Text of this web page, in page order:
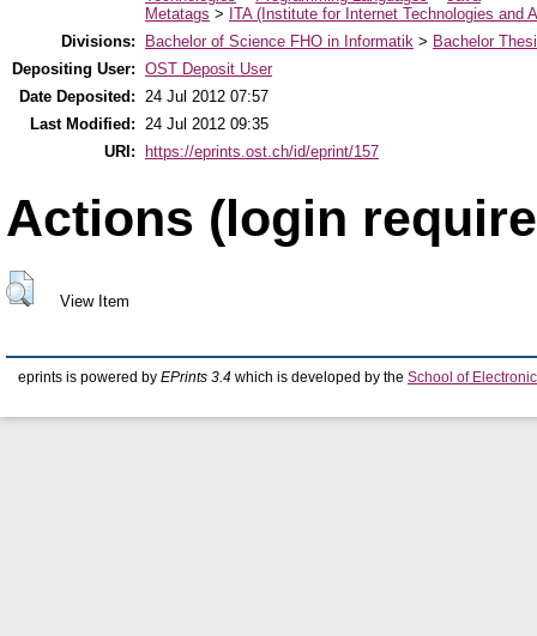
Metatags > ITA (Institute for Internet Technologies and
Divisions:
Bachelor of Science FHO in Informatik > Bachelor
Depositing User: OST Deposit User
Date Deposited: 24 Jul 2012 07:57
Last Modified: 24 Jul 2012 09:35
URI:
https://eprints.ost.ch/id/eprint/157
Actions (login
View Item
eprints is powered by EPrints 3.4 which is developed by the School of